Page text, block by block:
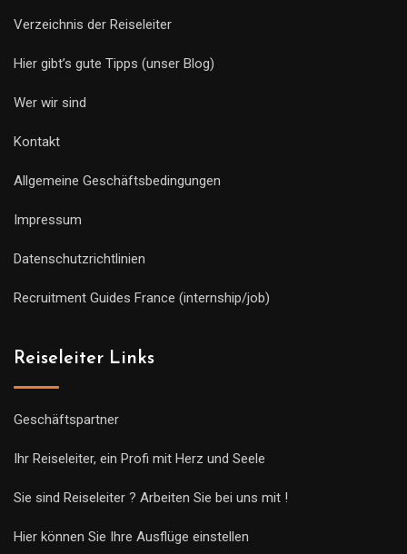
Verzeichnis der Reiseleiter
Hier gibt’s gute Tipps (unser Blog)
Wer wir sind
Kontakt
Allgemeine Geschäftsbedingungen
Impressum
Datenschutzrichtlinien
Recruitment Guides France (internship/job)
Reiseleiter Links
Geschäftspartner
Ihr Reiseleiter, ein Profi mit Herz und Seele
Sie sind Reiseleiter ? Arbeiten Sie bei uns mit !
Hier können Sie Ihre Ausflüge einstellen